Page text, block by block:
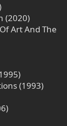
(2020)
Art And The
(1993)